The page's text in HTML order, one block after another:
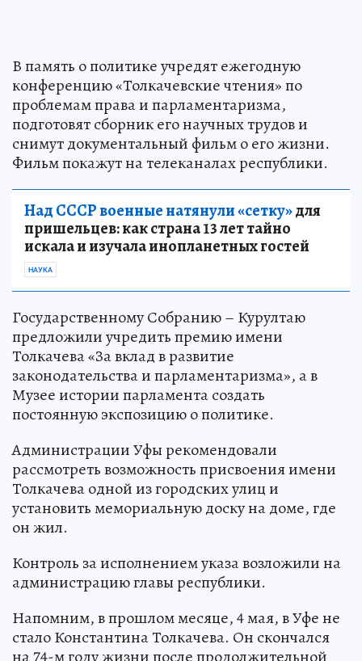
В память о политике учредят ежегодную
конференцию «Толкачевские чтения» по
проблемам права и парламентаризма,
подготовят сборник его научных трудов и
снимут документальный фильм о его жизни.
Фильм покажут на телеканалах республики.
Над СССР военные натянули «сетку»для
пришельцев: как страна 13 лет тайно
искала и изучала инопланетных гостей
НАУКА
Государственному Собранию – Курултаю
предложили учредить премию имени
Толкачева «За вклад в развитие
законодательства и парламентаризма», а в
Музее истории парламента создать
постоянную экспозицию о политике.
Администрации Уфы рекомендовали
рассмотреть возможность присвоения имени
Толкачева одной из городских улиц и
установить мемориальную доску на доме, где
он жил.
Контроль за исполнением указа возложили на
администрацию главы республики.
Напомним, в прошлом месяце, 4 мая, в Уфе не
стало Константина Толкачева. Он скончался
на 74-м году жизни после продолжительной